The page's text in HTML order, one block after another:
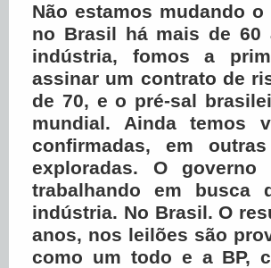
Não estamos mudando
no Brasil há mais de 60
indústria, fomos a
assinar um contrato de
de 70, e o pré-sal
mundial. Ainda temos
confirmadas, em
exploradas. O
trabalhando em busca
indústria. No Brasil. O
anos, nos leilões são
como um todo e a BP,